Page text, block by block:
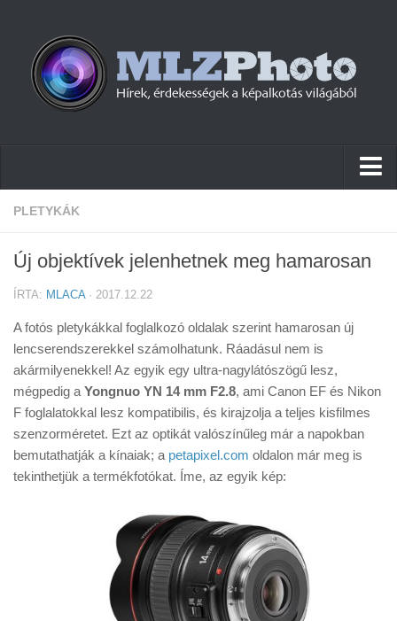
Hírek
Cikkek
Firmware
Tudástár
Tanácsok
Érdekességek
Helyszíni Riport
PLETYKÁK
Új objektívek jelenhetnek meg hamarosan
ÍRTA: MLACA· 2017.12.22
A fotós pletykákkal foglalkozó oldalak szerint hamarosan új
lencserendszerekkel számolhatunk. Ráadásul nem is
akármilyenekkel! Az egyik egy ultra-nagylátószögű lesz,
mégpedig a Yongnuo YN 14 mm F2.8, ami Canon EF és Nikon
F foglalatokkal lesz kompatibilis, és kirajzolja a teljes kisfilmes
szenzorméretet. Ezt az optikát valószínűleg már a napokban
bemutathatják a kínaiak; a petapixel.com oldalon már meg is
tekinthetjük a termékfotókat. Íme, az egyik kép: